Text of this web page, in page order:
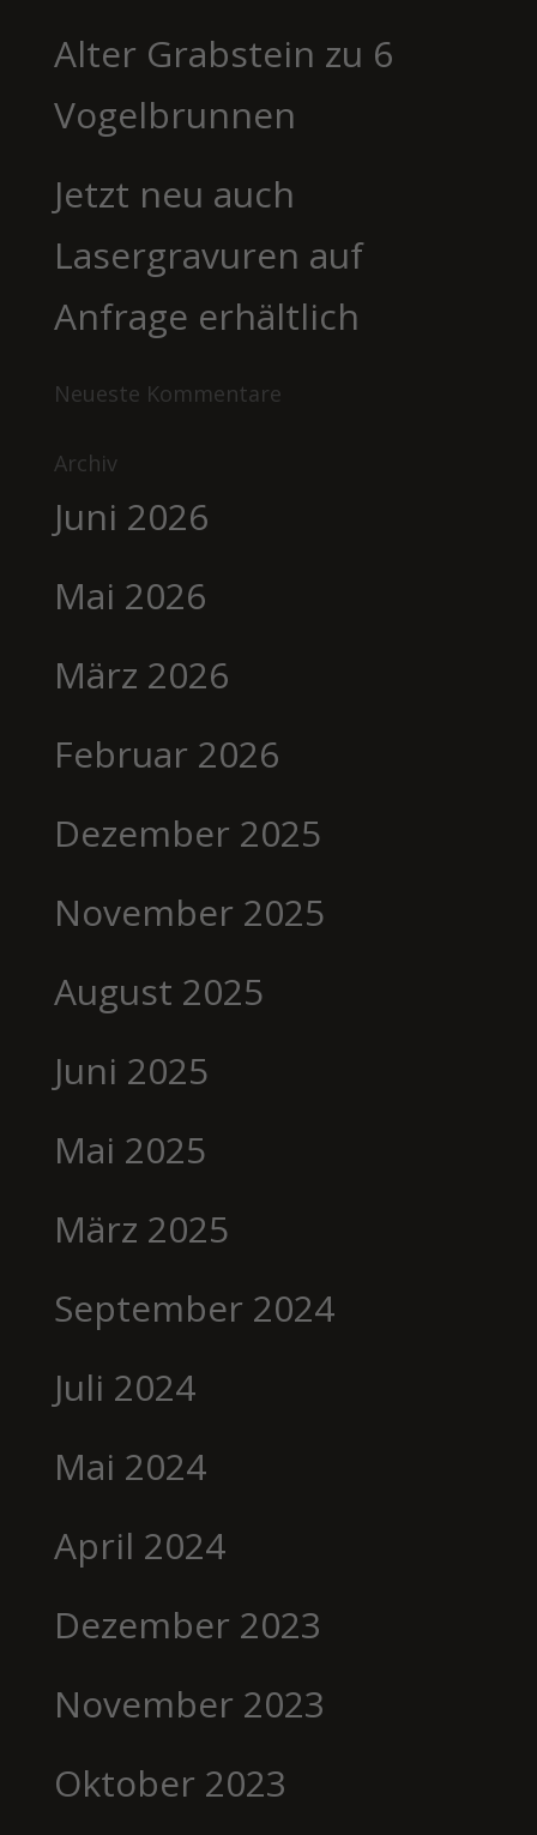
Alter Grabstein zu 6
Vogelbrunnen
Jetzt neu auch
Lasergravuren auf
Anfrage erhältlich
Neueste Kommentare
Archiv
Juni 2026
Mai 2026
März 2026
Februar 2026
Dezember 2025
November 2025
August 2025
Juni 2025
Mai 2025
März 2025
September 2024
Juli 2024
Mai 2024
April 2024
Dezember 2023
November 2023
Oktober 2023